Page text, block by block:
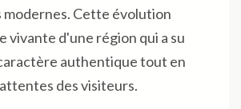
modernes. Cette évolution
vivante d'une région qui a su
authentique tout en
des visiteurs.